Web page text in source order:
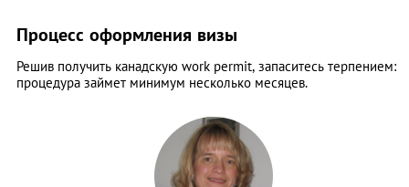
Процесс оформления визы
Решив получить канадскую work permit, запаситесь терпением:
процедура займет минимум несколько месяцев.